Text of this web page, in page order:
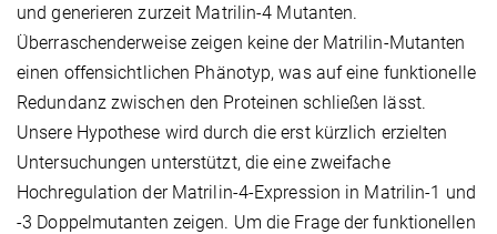
und generieren zurzeit Matrilin-4 Mutanten.
Überraschenderweise zeigen keine der Matrilin-Mutanten
einen offensichtlichen Phänotyp, was auf eine funktionelle
Redundanz zwischen den Proteinen schließen lässt.
Unsere Hypothese wird durch die erst kürzlich erzielten
Untersuchungen unterstützt, die eine zweifache
Hochregulation der Matrilin-4-Expression in Matrilin-1 und
-3 Doppelmutanten zeigen. Um die Frage der funktionellen